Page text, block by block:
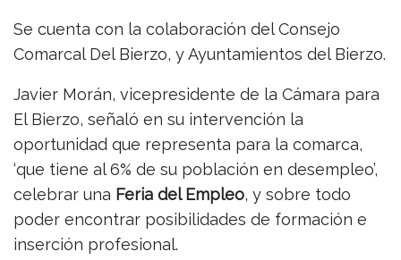
Se cuenta con la colaboración del Consejo
Comarcal Del Bierzo, y Ayuntamientos del Bierzo.
Javier Morán, vicepresidente de la Cámara para
El Bierzo, señaló en su intervención la
oportunidad que representa para la comarca,
‘que tiene al 6% de su población en desempleo’,
celebrar una Feria del Empleo, y sobre todo
poder encontrar posibilidades de formación e
inserción profesional.